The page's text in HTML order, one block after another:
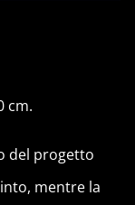
cm.
del progetto
mentre la